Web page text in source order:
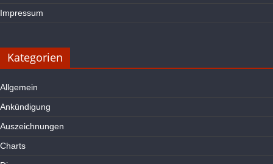
Impressum
Kategorien
Allgemein
Ankündigung
Auszeichnungen
Charts